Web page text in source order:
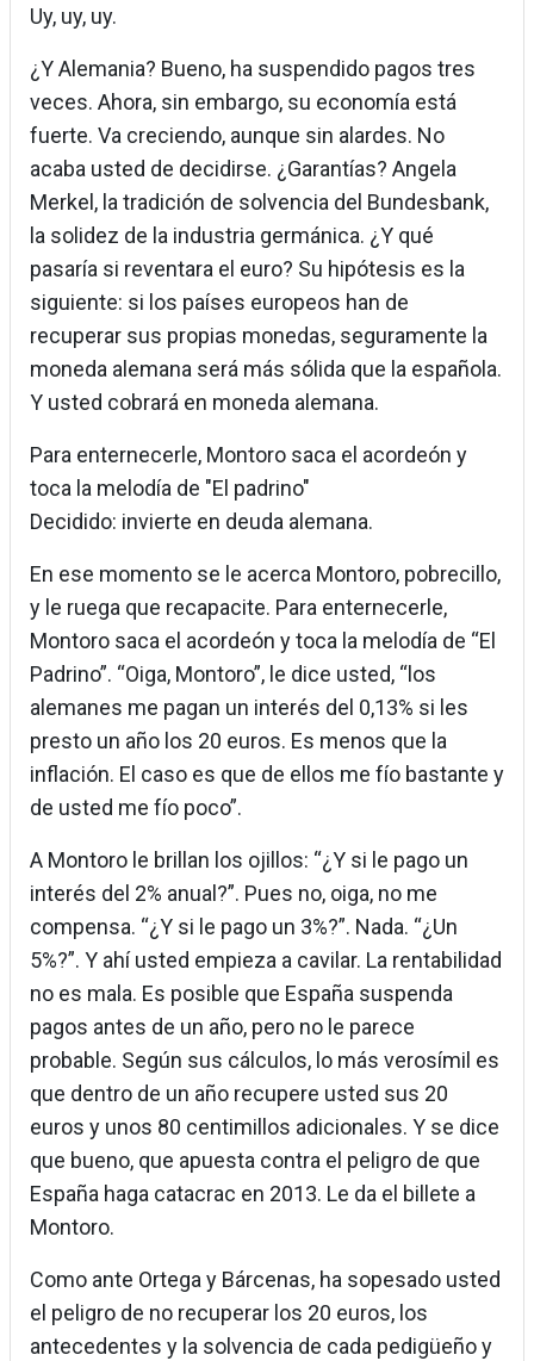
Uy, uy, uy.
¿Y Alemania? Bueno, ha suspendido pagos tres
veces. Ahora, sin embargo, su economía está
fuerte. Va creciendo, aunque sin alardes. No
acaba usted de decidirse. ¿Garantías? Angela
Merkel, la tradición de solvencia del Bundesbank,
la solidez de la industria germánica. ¿Y qué
pasaría si reventara el euro? Su hipótesis es la
siguiente: si los países europeos han de
recuperar sus propias monedas, seguramente la
moneda alemana será más sólida que la española.
Y usted cobrará en moneda alemana.
Para enternecerle, Montoro saca el acordeón y
toca la melodía de "El padrino"
Decidido: invierte en deuda alemana.
En ese momento se le acerca Montoro, pobrecillo,
y le ruega que recapacite. Para enternecerle,
Montoro saca el acordeón y toca la melodía de “El
Padrino”. “Oiga, Montoro”, le dice usted, “los
alemanes me pagan un interés del 0,13% si les
presto un año los 20 euros. Es menos que la
inflación. El caso es que de ellos me fío bastante y
de usted me fío poco”.
A Montoro le brillan los ojillos: “¿Y si le pago un
interés del 2% anual?”. Pues no, oiga, no me
compensa. “¿Y si le pago un 3%?”. Nada. “¿Un
5%?”. Y ahí usted empieza a cavilar. La rentabilidad
no es mala. Es posible que España suspenda
pagos antes de un año, pero no le parece
probable. Según sus cálculos, lo más verosímil es
que dentro de un año recupere usted sus 20
euros y unos 80 centimillos adicionales. Y se dice
que bueno, que apuesta contra el peligro de que
España haga catacrac en 2013. Le da el billete a
Montoro.
Como ante Ortega y Bárcenas, ha sopesado usted
el peligro de no recuperar los 20 euros, los
antecedentes y la solvencia de cada pedigüeño y